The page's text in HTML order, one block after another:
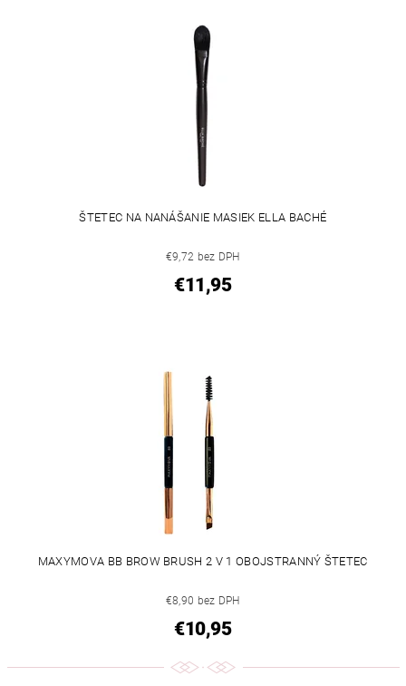
ŠTETEC NA NANÁŠANIE MASIEK ELLA BACHÉ
€9,72 bez DPH
€11,95
MAXYMOVA BB BROW BRUSH 2 V 1 OBOJSTRANNÝ ŠTETEC
€8,90 bez DPH
€10,95